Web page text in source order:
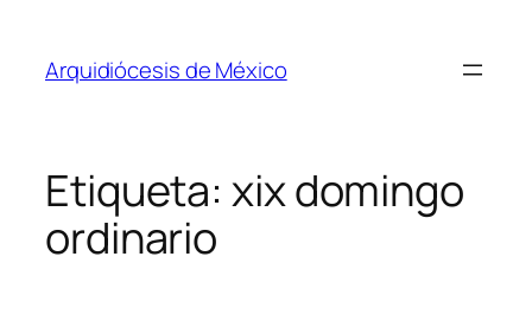
contenido
Arquidiócesis de México
Etiqueta: xix domingo
ordinario